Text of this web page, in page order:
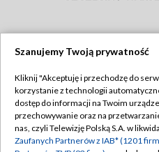
Abonament TVP
Emisja w TVP
Polityka
Szanujemy Twoją prywatność
Kliknij "Akceptuję i przechodzę do
korzystanie z technologii
dostęp do informacji na Twoim
przechowywanie oraz na
nas, czyli Telewizję Polską S.A. w
Zaufanych Partnerów z IAB* (1201